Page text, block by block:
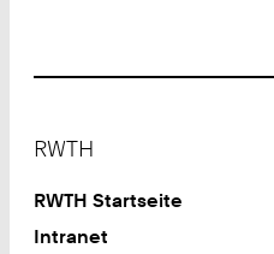
RWTH
RWTH Startseite
Intranet